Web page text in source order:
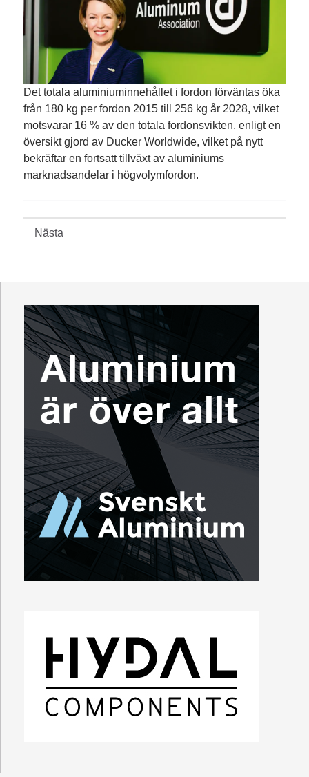
Det totala aluminiuminnehållet i fordon förväntas öka
från 180 kg per fordon 2015 till 256 kg år 2028, vilket
motsvarar 16 % av den totala fordonsvikten, enligt en
översikt gjord av Ducker Worldwide, vilket på nytt
bekräftar en fortsatt tillväxt av aluminiums
marknadsandelar i högvolymfordon.
Nästa